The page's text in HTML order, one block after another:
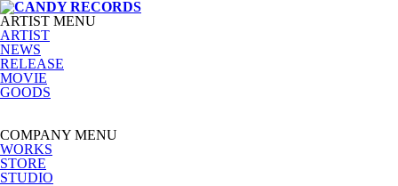
ARTIST MENU
ARTIST
NEWS
RELEASE
MOVIE
GOODS
COMPANY MENU
WORKS
STORE
STUDIO